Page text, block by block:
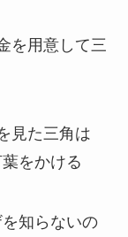
を用意して三
見た三角は
をかける
知らないの